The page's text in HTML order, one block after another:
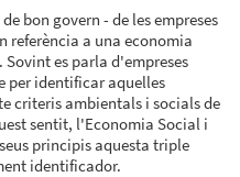
bon govern - de les empreses
referència a una economia
es parla d'empreses
per identificar aquelles
criteris ambientals i socials de
sentit, l'Economia Social i
principis aquesta triple
identificador.